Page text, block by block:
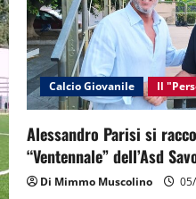
Calcio Giovanile Il
Alessandro Parisi si
“Ventennale” dell’Asd
Di Mimmo Muscolino